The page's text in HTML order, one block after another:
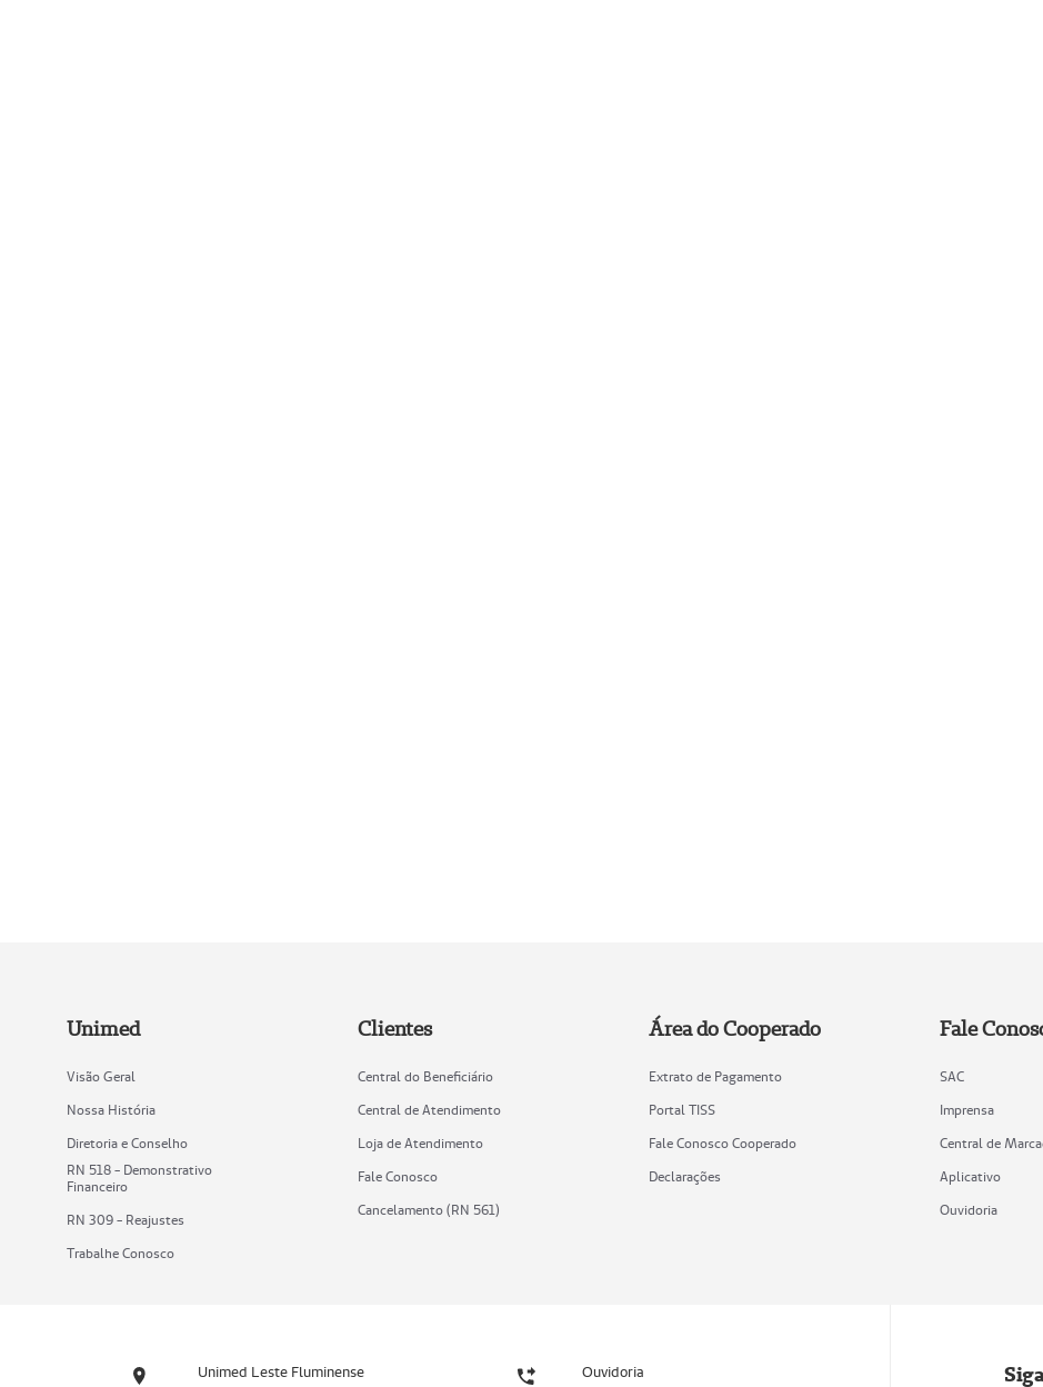
Unimed
Visão Geral
Nossa História
Diretoria e Conselho
RN 518 - Demonstrativo
Financeiro
RN 309 - Reajustes
Trabalhe Conosco
Clientes
Central do Beneficiário
Central de Atendimento
Loja de Atendimento
Fale Conosco
Cancelamento (RN 561)
Área do Cooperado
Extrato de Pagamento
Portal TISS
Fale Conosco Cooperado
Declarações
Fale
SAC
Imprensa
Central de
Aplicativo
Ouvidoria
Unimed Leste Fluminense Ouvidoria